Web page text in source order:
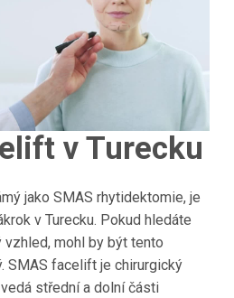
v Turecku
jako SMAS rhytidektomie, je
v Turecku. Pokud hledáte
mohl by být tento
SMAS facelift je chirurgický
střední a dolní části